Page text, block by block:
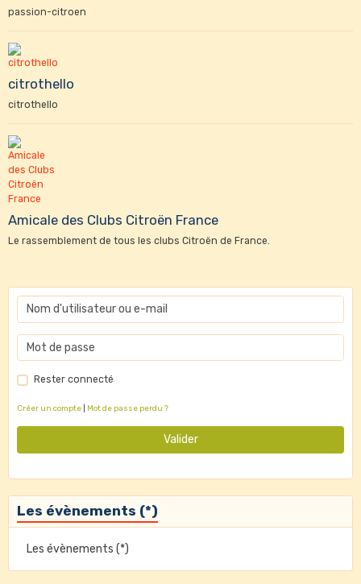
passion-citroen
citrothello
citrothello
Amicale des Clubs Citroën France
Le rassemblement de tous les clubs Citroën de France.
Rester connecté
Créer un compte Mot de passe perdu ?
Valider
Les évènements (*)
Les évènements (*)